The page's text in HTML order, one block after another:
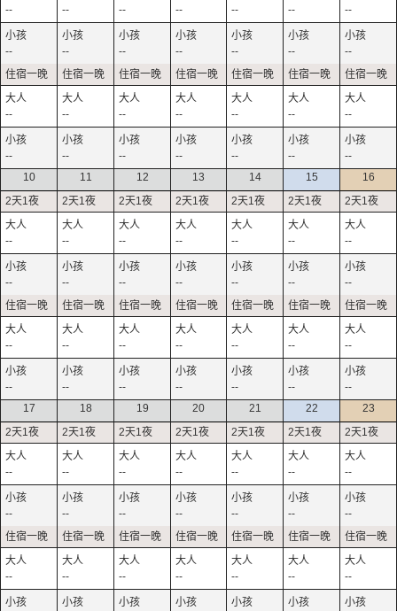
--
--
--
--
--
--
--
--
--
--
--
--
--
--
--
--
--
--
--
--
--
--
--
--
--
--
--
--
10
--
--
--
--
11
--
--
--
--
12
--
--
--
--
13
--
--
--
--
14
--
--
--
--
15
--
--
--
--
16
--
--
--
--
17
--
--
--
18
--
--
--
19
--
--
--
20
--
--
--
21
--
--
--
22
--
--
--
23
--
--
--